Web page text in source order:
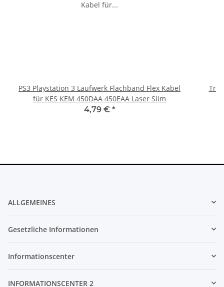
PS3 Playstation 3 Laufwerk Flachband Flex Kabel
für KES KEM 450DAA 450EAA Laser Slim
4,79 € *
ALLGEMEINES
Gesetzliche Informationen
Informationscenter
INFORMATIONSCENTER 2